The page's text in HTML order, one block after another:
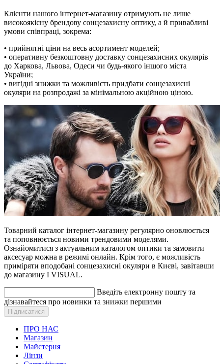
Клієнти нашого інтернет-магазину отримують не лише
високоякісну брендову сонцезахисну оптику, а й привабливі
умови співпраці, зокрема:
• прийнятні ціни на весь асортимент моделей;
• оперативну безкоштовну доставку сонцезахисних окулярів
до Харкова, Львова, Одеси чи будь-якого іншого міста
України;
• вигідні знижки та можливість придбати сонцезахисні
окуляри на розпродажі за мінімальною акційною ціною.
Товарний каталог інтернет-магазину регулярно оновлюється
та поповнюється новими трендовими моделями.
Ознайомитися з актуальним каталогом оптики та замовити
аксесуар можна в режимі онлайн. Крім того, є можливість
приміряти вподобані сонцезахисні окуляри в Києві, завітавши
до магазину I VISUAL.
Введіть електронну пошту та
дізнавайтеся про новинки та знижки першими
ПРО НАС
Магазин
Майстерня
Лінзи